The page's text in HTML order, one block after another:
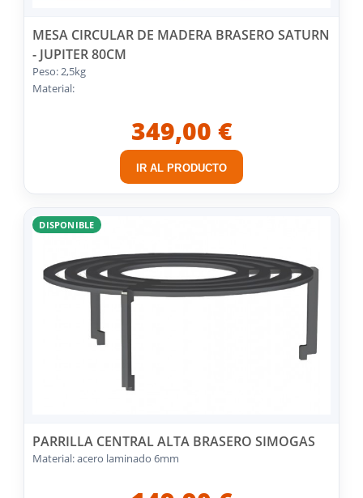
MESA CIRCULAR DE MADERA BRASERO SATURN
- JUPITER 80CM
Peso: 2,5kg
Material:
349,00 €
IR AL PRODUCTO
DISPONIBLE
PARRILLA CENTRAL ALTA BRASERO SIMOGAS
Material: acero laminado 6mm